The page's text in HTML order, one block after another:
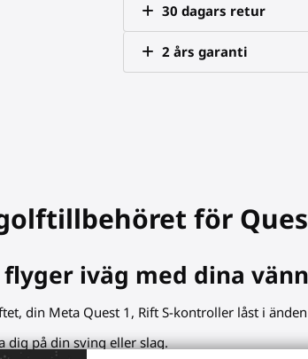
30 dagars retur
2 års garanti
för
iväg med dina
din Meta Quest 1, Rift S-kontroller låst i
dig på din sving eller slag.